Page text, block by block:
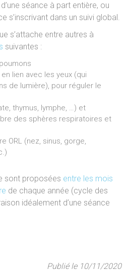
séance à part entière, ou
s’inscrivant dans un suivi global.
s’attache entre autres à
suivantes :
lien avec les yeux (qui
de lumière), pour réguler le
thymus, lymphe, …) et
des sphères respiratoires et
ORL (nez, sinus, gorge,
sont proposées entre les mois
de chaque année (cycle des
idéalement d’une séance
Publié le 10/11/2020